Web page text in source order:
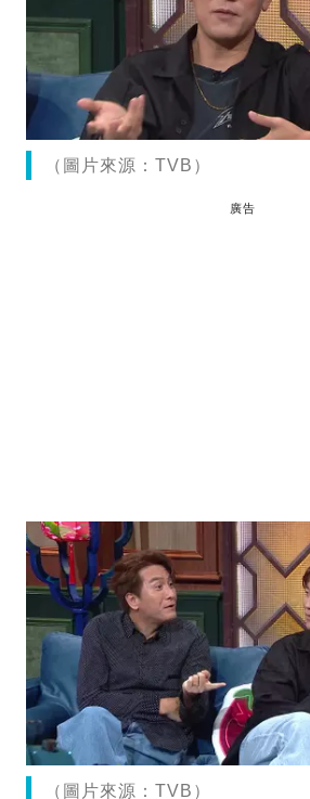
（圖片來源：TVB）
廣告
（圖片來源：TVB）